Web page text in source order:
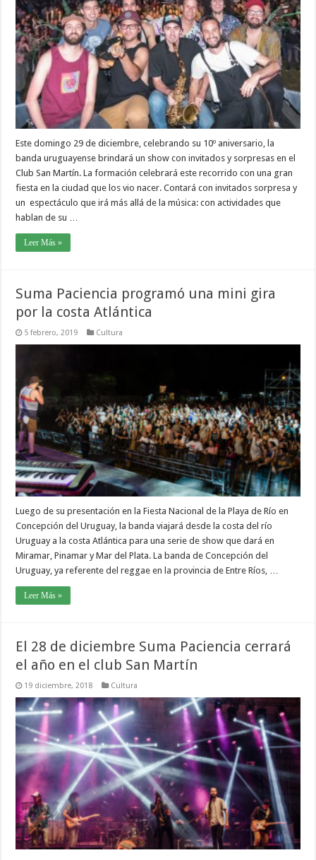
Este domingo 29 de diciembre, celebrando su 10º aniversario, la
banda uruguayense brindará un show con invitados y sorpresas en el
Club San Martín. La formación celebrará este recorrido con una gran
fiesta en la ciudad que los vio nacer. Contará con invitados sorpresa y
un espectáculo que irá más allá de la música: con actividades que
hablan de su …
Leer Más »
Suma Paciencia programó una mini gira
por la costa Atlántica
5 febrero, 2019 Cultura
Luego de su presentación en la Fiesta Nacional de la Playa de Río en
Concepción del Uruguay, la banda viajará desde la costa del río
Uruguay a la costa Atlántica para una serie de show que dará en
Miramar, Pinamar y Mar del Plata. La banda de Concepción del
Uruguay, ya referente del reggae en la provincia de Entre Ríos, …
Leer Más »
El 28 de diciembre Suma Paciencia cerrará
el año en el club San Martín
19 diciembre, 2018 Cultura